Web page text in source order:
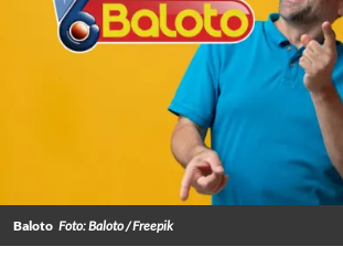
Baloto Foto: Baloto / Freepik